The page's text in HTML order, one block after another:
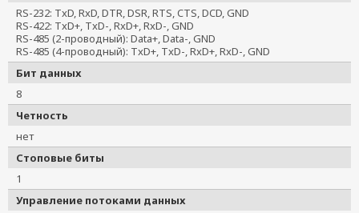
RS-232: TxD, RxD, DTR, DSR, RTS, CTS, DCD, GND
RS-422: TxD+, TxD-, RxD+, RxD-, GND
RS-485 (2-проводный): Data+, Data-, GND
RS-485 (4-проводный): TxD+, TxD-, RxD+, RxD-, GND
Бит данных
8
Четность
нет
Стоповые биты
1
Управление потоками данных